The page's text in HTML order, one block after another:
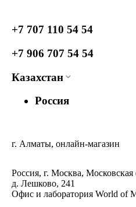
+7 707 110 54 54
+7 906 707 54 54
Казахстан
Россия
г. Алматы, онлайн-магазин
Россия, г. Москва,
д. Лешково, 241
Офис и лаборатория World of